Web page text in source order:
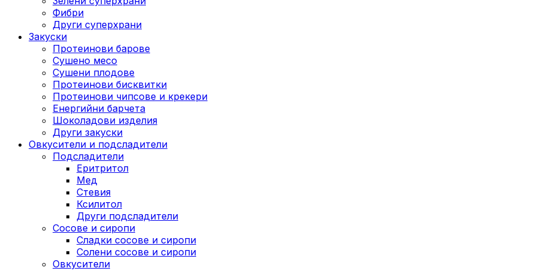
Фибри
Други суперхрани
3акуски
Протеинови бaрове
Сушено месо
Сушени плодове
Протеинови бисквитки
Протеинови чипсове и крекери
Енергийни барчета
Шоколадови изделия
Други закуски
Овкусители и подсладители
Подсладители
Еритритол
Мед
Стевия
Ксилитол
Други подсладители
Сосове и сиропи
Сладки сосове и сиропи
Солени сосове и сиропи
Овкусители